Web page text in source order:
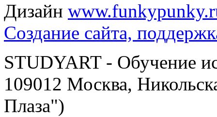
Дизайн
Создание сайта,
STUDYART - Обучение
109012 Москва,
Плаза")